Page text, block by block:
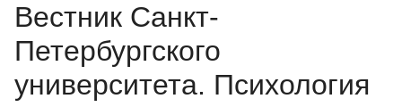
Регистрация
Вестник Санкт-
Петербургского
университета. Психология